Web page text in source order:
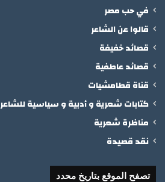
في حب مصر
قالوا عن الشاعر
قصائد خفيفة
قصائد عاطفية
قناة قطامشيات
كتابات شعرية و أدبية و سياسية للشاعر
مناظرة شعرية
نقد قصيدة
تصفح الموقع بتاريخ محدد